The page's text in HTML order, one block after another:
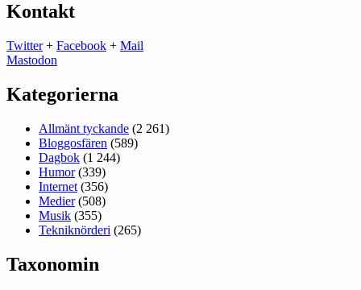
Kontakt
Twitter+ Facebook + Mail
Mastodon
Kategorierna
Allmänt tyckande (2 261)
Bloggosfären (589)
Dagbok (1 244)
Humor(339)
Internet (356)
Medier(508)
Musik (355)
Tekniknörderi (265)
Taxonomin